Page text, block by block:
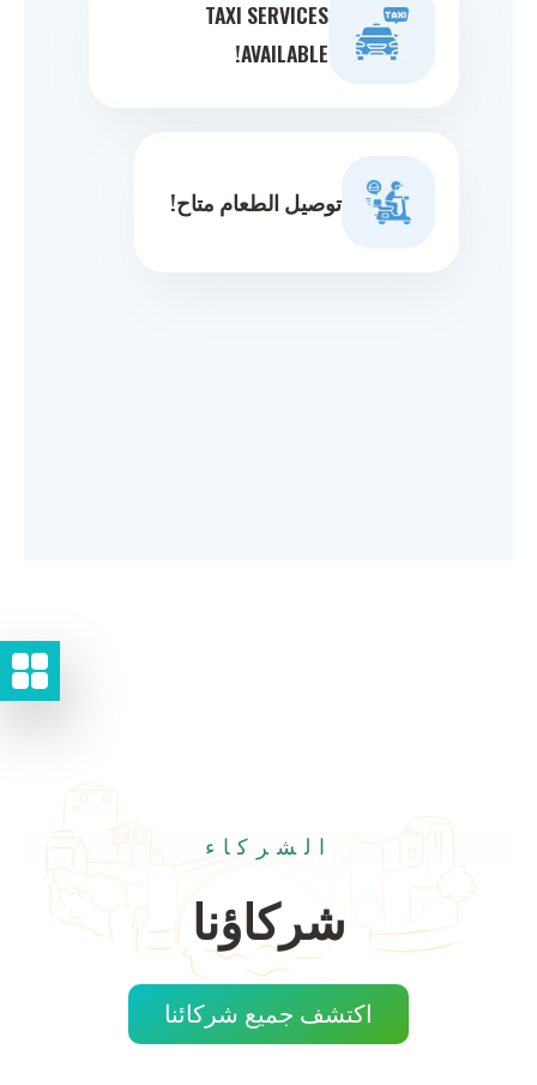
TAXI SERVICES
AVAILABLE!
توصيل الطعام متاح!
الشركاء
شركاؤنا
اكتشف جميع شركائنا